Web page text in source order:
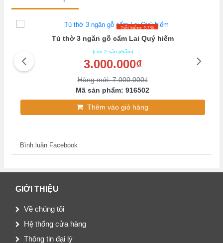
Tiết kiệm: 57%
Tủ thờ 3 ngăn gỗ cẩm Lai Quý hiếm
(còn 2 sản phẩm)
3.000.000₫
Hàng mới: 7.000.000₫
Mã sản phẩm: 916502
Thêm vào giỏ hàng
Bình luận Facebook
GIỚI THIỆU
Về chúng tôi
Hệ thống cửa hàng
Thông tin đại lý